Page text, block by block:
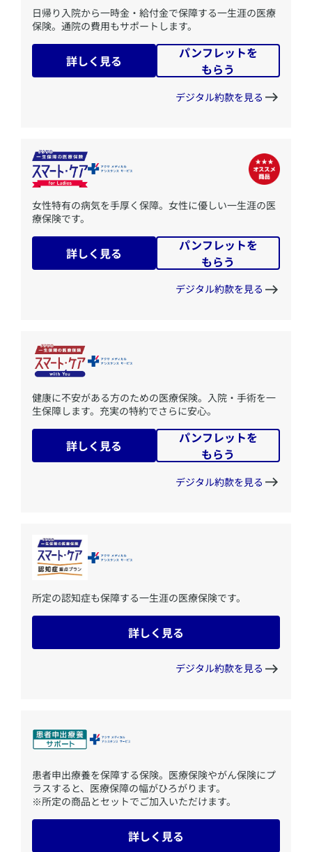
​日帰り入院から一時金・給付金で保障する一生涯の医療
保険。通院の費用もサポートします。
詳しく見る
パンフレットを
もらう
デジタル約款を見る
​女性特有の病気を手厚く保障。女性に優しい一生涯の医
療保険です。
詳しく見る
パンフレットを
もらう
デジタル約款を見る
​健康に不安がある方のための医療保険。入院・手術を一
生保障します。充実の特約でさらに安心。
詳しく見る
パンフレットを
もらう
デジタル約款を見る
​所定の認知症も保障する一生涯の医療保険です。
詳しく見る
デジタル約款を見る
​患者申出療養を保障する保険。医療保険やがん保険にプ
ラスすると、医療保障の幅がひろがります。
※所定の商品とセットでご加入いただけます。
詳しく見る